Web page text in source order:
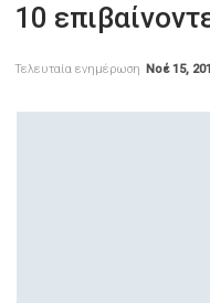
10
Τελευταία ενημέρωση Νοέ 15,